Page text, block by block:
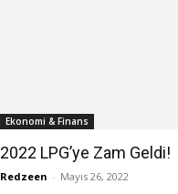
Ekonomi & Finans
2022 LPG’ye Zam Geldi!
Redzeen - Mayıs 26, 2022